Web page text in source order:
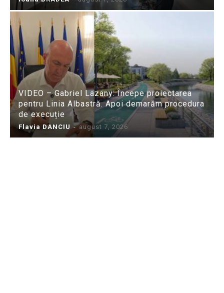
VIDEO – Gabriel Lazany: Începe proiectarea
pentru Linia Albastră. Apoi demarăm procedura
de execuție
Flavia DANCIU - august 7, 2026